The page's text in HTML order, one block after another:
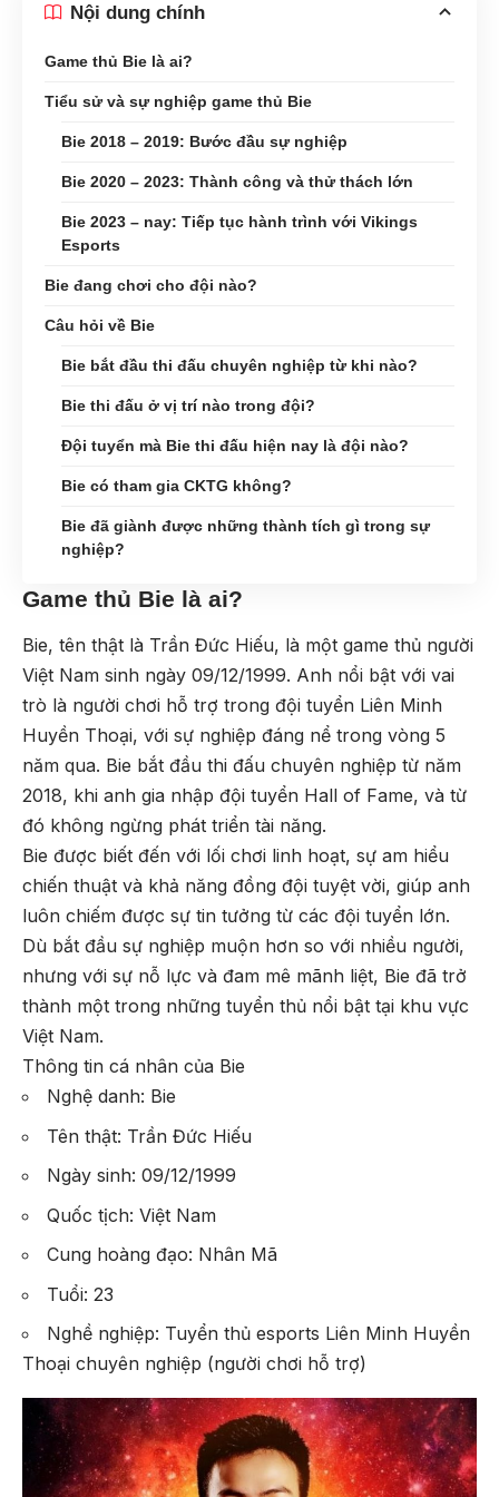
Nội dung chính
Game thủ Bie là ai?
Tiểu sử và sự nghiệp game thủ Bie
Bie 2018 – 2019: Bước đầu sự nghiệp
Bie 2020 – 2023: Thành công và thử thách lớn
Bie 2023 – nay: Tiếp tục hành trình với Vikings
Esports
Bie đang chơi cho đội nào?
Câu hỏi về Bie
Bie bắt đầu thi đấu chuyên nghiệp từ khi nào?
Bie thi đấu ở vị trí nào trong đội?
Đội tuyển mà Bie thi đấu hiện nay là đội nào?
Bie có tham gia CKTG không?
Bie đã giành được những thành tích gì trong sự
nghiệp?
Game thủ Bie là ai?
Bie, tên thật là Trần Đức Hiếu, là một game thủ người
Việt Nam sinh ngày 09/12/1999. Anh nổi bật với vai
trò là người chơi hỗ trợ trong đội tuyển Liên Minh
Huyền Thoại, với sự nghiệp đáng nể trong vòng 5
năm qua. Bie bắt đầu thi đấu chuyên nghiệp từ năm
2018, khi anh gia nhập đội tuyển Hall of Fame, và từ
đó không ngừng phát triển tài năng.
Bie được biết đến với lối chơi linh hoạt, sự am hiểu
chiến thuật và khả năng đồng đội tuyệt vời, giúp anh
luôn chiếm được sự tin tưởng từ các đội tuyển lớn.
Dù bắt đầu sự nghiệp muộn hơn so với nhiều người,
nhưng với sự nỗ lực và đam mê mãnh liệt, Bie đã trở
thành một trong những tuyển thủ nổi bật tại khu vực
Việt Nam.
Thông tin cá nhân của Bie
Nghệ danh: Bie
Tên thật: Trần Đức Hiếu
Ngày sinh: 09/12/1999
Quốc tịch: Việt Nam
Cung hoàng đạo: Nhân Mã
Tuổi: 23
Nghề nghiệp: Tuyển thủ esports Liên Minh Huyền
Thoại chuyên nghiệp (người chơi hỗ trợ)